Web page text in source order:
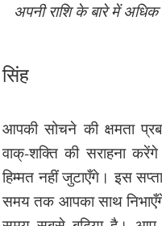
अपनी राशि के बारे में
सिंह
आपकी सोचने की क्षमता
वाक्-शक्ति की सराहना
हिम्मत नहीं जुटाएँगे। इस
समय तक आपका साथ